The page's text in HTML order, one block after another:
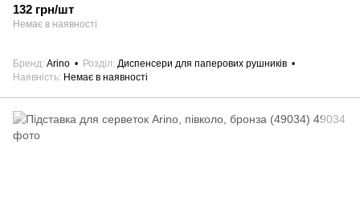
132 грн/шт
Немає в наявності
Бренд Arino Розділ Диспенсери для паперових рушників
Наявність Немає в наявності